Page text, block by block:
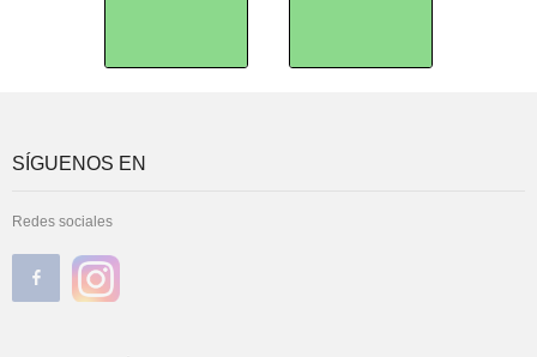
SÍGUENOS EN
Redes sociales